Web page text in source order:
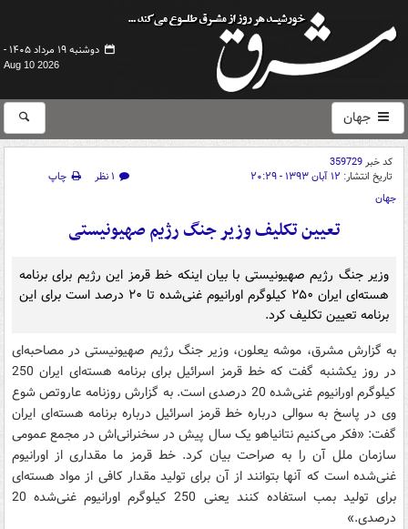
دوشنبه ۱۹ مرداد ۱۴۰۵ -
Aug 10 2026
جهان
کد خبر359729
تاریخ انتشار: ۱۲ آبان ۱۳۹۳ - ۲۰:۲۹ ۱ نظر
چاپ
جهان
تعیین تکلیف وزیر جنگ رژیم صهیونیستی
وزیر جنگ رژیم صهیونیستی با بیان اینکه خط قرمز این رژیم برای برنامه
هسته‌ای ایران ۲۵۰ کیلوگرم اورانیوم غنی‌شده تا ۲۰ درصد است برای این
برنامه تعیین تکلیف کرد.
به گزارش مشرق، موشه یعلون، وزیر جنگ رژیم صهیونیستی در مصاحبه‌ای
در روز یکشنبه گفت که خط قرمز اسرائیل برای برنامه هسته‌ای ایران 250
کیلوگرم اورانیوم غنی‌شده 20 درصدی است. به گزارش روزنامه عاروتص شوع
وی در پاسخ به سوالی درباره خط قرمز اسرائیل درباره برنامه هسته‌ای ایران
گفت: «فکر می‌کنیم نتانیاهو یک سال پیش در سخنرانی‌اش در مجمع عمومی
سازمان ملل آن را به صراحت بیان کرد. خط قرمز ما مقداری از اورانیوم
غنی‌شده است که آنها بتوانند از آن برای تولید مقدار کافی از مواد هسته‌ای
برای تولید بمب استفاده کنند یعنی 250 کیلوگرم اورانیوم غنی‌شده 20
درصدی.»